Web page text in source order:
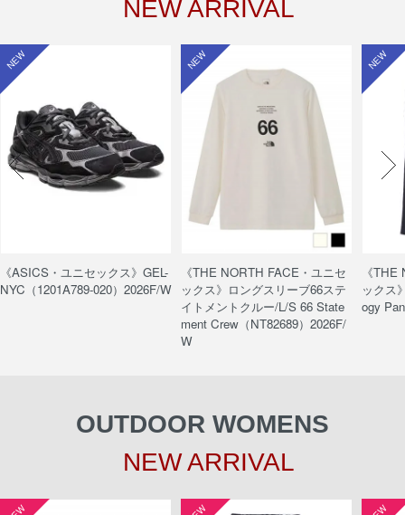
NEW ARRIVAL
NEW
《ASICS・ユニセックス》GEL-
NYC（1201A789-020）2026F/W
NEW
《THE NORTH FACE・ユニセ
ックス》ロングスリーブ66ステ
イトメントクルー/L/S 66 State
ment Crew（NT82689）2026F/
W
NEW
《
ックス
ogy
OUTDOOR WOMENS
NEW ARRIVAL